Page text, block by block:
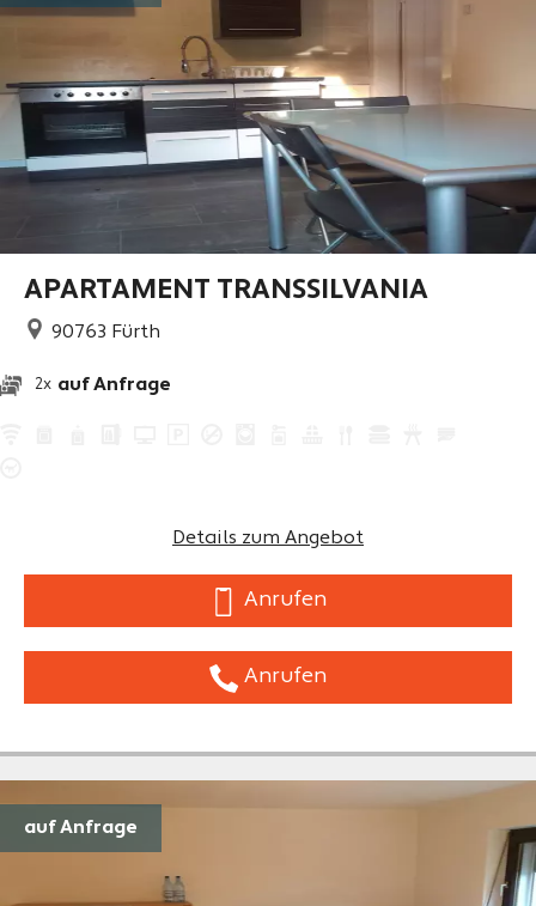
APARTAMENT TRANSSILVANIA
90763 Fürth
2x auf Anfrage
Details zum Angebot
Anrufen
Anrufen
auf Anfrage